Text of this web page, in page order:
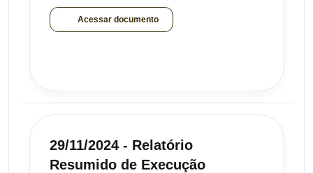
Acessar documento
29/11/2024 - Relatório
Resumido de Execução